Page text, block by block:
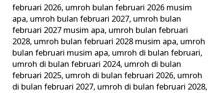
februari 2026, umroh bulan februari 2026 musim
apa, umroh bulan februari 2027, umroh bulan
februari 2027 musim apa, umroh bulan februari
2028, umroh bulan februari 2028 musim apa, umroh
bulan februari musim apa, umroh di bulan februari,
umroh di bulan februari 2024, umroh di bulan
februari 2025, umroh di bulan februari 2026, umroh
di bulan februari 2027, umroh di bulan februari 2028,